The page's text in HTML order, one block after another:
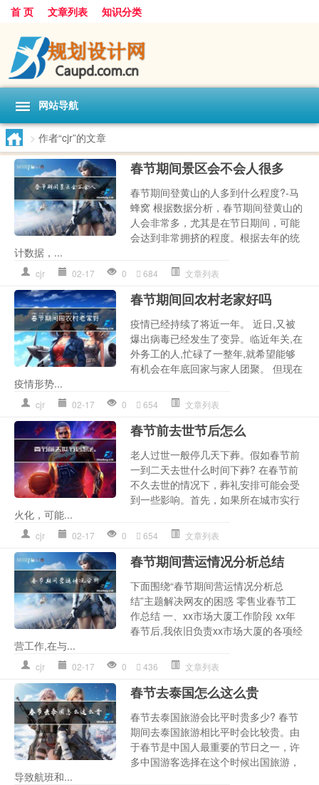
首 页 文章列表 知识分类
网站导航
> 作者“cjr”的文章
春节期间景区会不会人很多
春节期间登黄山的人多到什么程度?-马
蜂窝 根据数据分析，春节期间登黄山的
人会非常多，尤其是在节日期间，可能
会达到非常拥挤的程度。根据去年的统
计数据，...
cjr 02-17 0 684 文章列表
春节期间回农村老家好吗
疫情已经持续了将近一年。 近日,又被
爆出病毒已经发生了变异。临近年关,在
外务工的人,忙碌了一整年,就希望能够
有机会在年底回家与家人团聚。 但现在
疫情形势...
cjr 02-17 0 654 文章列表
春节前去世节后怎么
老人过世一般停几天下葬。假如春节前
一到二天去世什么时间下葬? 在春节前
不久去世的情况下，葬礼安排可能会受
到一些影响。首先，如果所在城市实行
火化，可能...
cjr 02-17 0 654 文章列表
春节期间营运情况分析总结
下面围绕“春节期间营运情况分析总
结”主题解决网友的困惑 零售业春节工
作总结 一、xx市场大厦工作阶段 xx年
春节后,我依旧负责xx市场大厦的各项经
营工作,在与...
cjr 02-17 0 436 文章列表
春节去泰国怎么这么贵
春节去泰国旅游会比平时贵多少? 春节
期间去泰国旅游相比平时会比较贵。由
于春节是中国人最重要的节日之一，许
多中国游客选择在这个时候出国旅游，
导致航班和...